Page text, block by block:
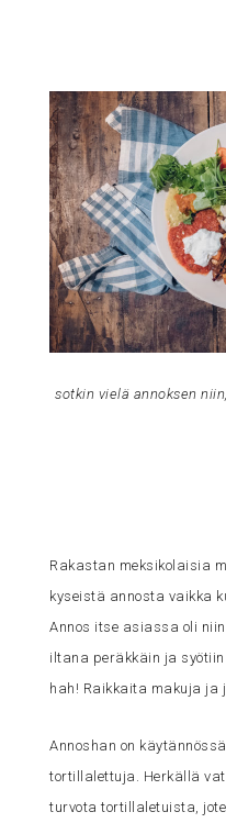
sotkin vielä annoksen
Rakastan meksikolaisia
kyseistä annosta vaikka
Annos itse asiassa oli
iltana peräkkäin ja
hah! Raikkaita makuja ja
Annoshan on
tortillalettuja. Herkällä
turvota tortillaletuista,